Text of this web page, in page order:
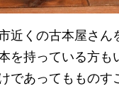
近くの古本屋さん
持っている方も
あってもものす